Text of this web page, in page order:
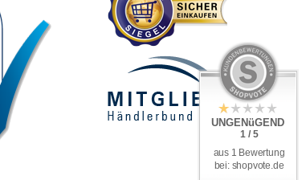
UNGENüGEND
1 / 5
aus 1 Bewertung
bei: shopvote.de